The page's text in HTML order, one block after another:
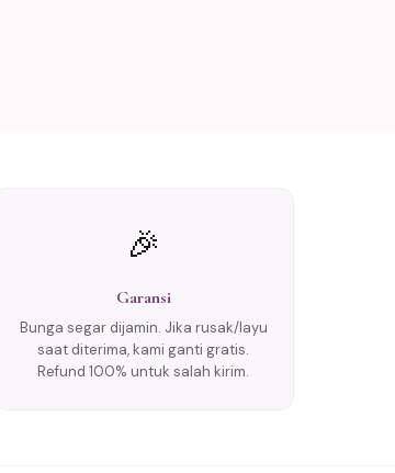
🎉
Garansi
Bunga segar dijamin. Jika rusak/layu
saat diterima, kami ganti gratis.
Refund 100% untuk salah kirim.